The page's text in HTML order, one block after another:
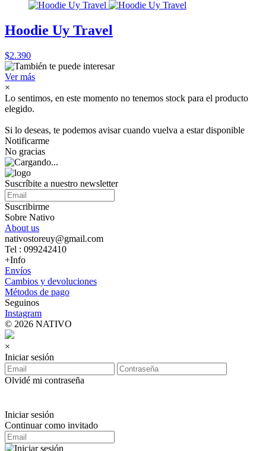
Hoodie Uy Travel
$2.390
Ver más
×
Lo sentimos, en este momento no tenemos stock para el producto
elegido.
Si lo deseas, te podemos avisar cuando vuelva a estar disponible
Notificarme
No gracias
Suscríbite a nuestro newsletter
Suscribirme
Sobre Nativo
About us
nativostoreuy@gmail.com
Tel : 099242410
+Info
Envíos
Cambios y devoluciones
Métodos de pago
Seguinos
Instagram
© 2026 NATIVO
×
Iniciar sesión
Olvidé mi contraseña
Iniciar sesión
Continuar como invitado